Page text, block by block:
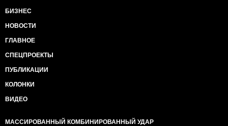
БИЗНЕС
НОВОСТИ
ГЛАВНОЕ
СПЕЦПРОЕКТЫ
ПУБЛИКАЦИИ
КОЛОНКИ
ВИДЕО
МАССИРОВАННЫЙ КОМБИНИРОВАННЫЙ УДАР